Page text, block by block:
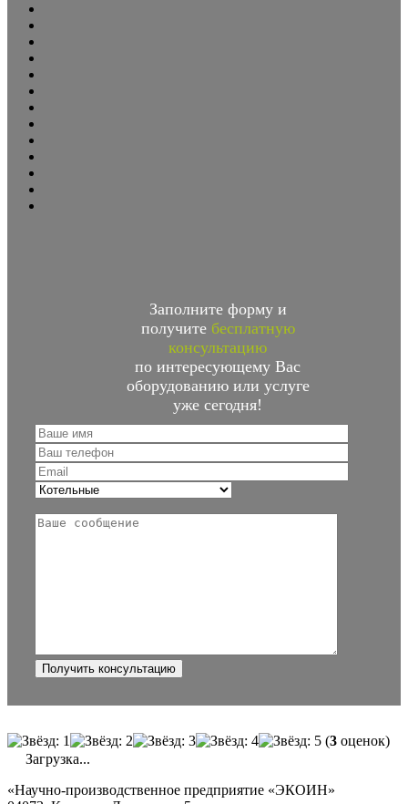
Заполните форму и
получите бесплатную
консультацию
по интересующему Вас
оборудованию или услуге
уже сегодня!
(3 оценок)
Загрузка...
«Научно-производственное предприятие «ЭКОИН»